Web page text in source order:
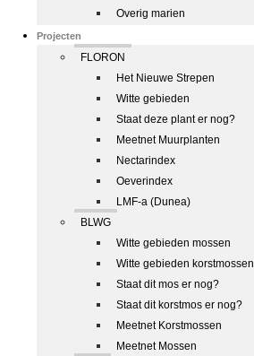
Overig marien
Projecten
FLORON
Het Nieuwe Strepen
Witte gebieden
Staat deze plant er nog?
Meetnet Muurplanten
Nectarindex
Oeverindex
LMF-a (Dunea)
BLWG
Witte gebieden mossen
Witte gebieden korstmossen
Staat dit mos er nog?
Staat dit korstmos er nog?
Meetnet Korstmossen
Meetnet Mossen